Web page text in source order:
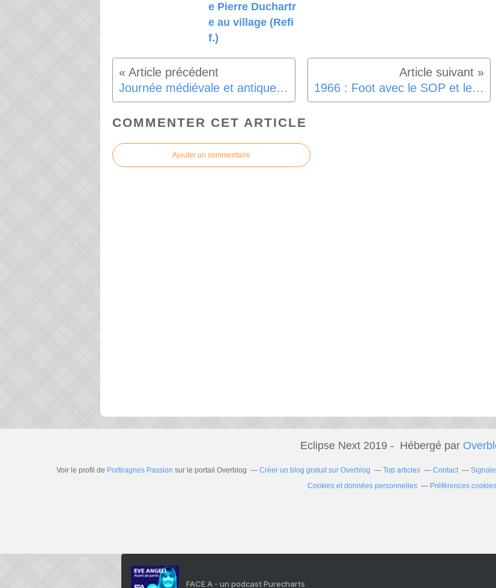
e Pierre Duchartr
e au village (Refi
f.)
Journée médiévale et antique en AGDE 1966 : Foot avec le SOP et les noms
COMMENTER CET ARTICLE
Ajouter un commentaire
Eclipse Next 2019 - Hébergé par
Voir le profil de Portiragnes Passion sur le portail Overblog Créer un blog gratuit sur Overblog Top articles Contact
Cookies et données personnelles
Préférences cookies
FACE A - un podcast Purecharts